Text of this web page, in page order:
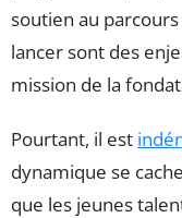
soutien au
lancer sont des
mission de la
Pourtant, il est
dynamique se
que les jeunes